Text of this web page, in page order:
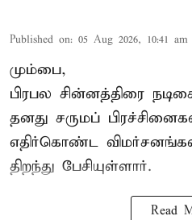
Published on: 05 Aug 2026, 10:41 am
மும்பை,
பிரபல சின்னத்திரை
தனது சருமப்
எதிர்கொண்ட
திறந்து பேசியுள்ளார்.
Read